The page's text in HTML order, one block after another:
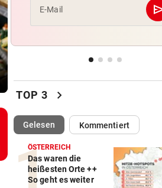
Brasilien-Star vor
gegen ORF-
vor
Fernsehen Frau fürs Leben
Chefin griff durch
LEBENSRETTUNG IM BAD
Vierjähriger Bub trieb leblos
Schwimmbecken
ÜBERNEHMEN ASIATEN?
E-Mail
TOP 3 chevron_right
Gelesen(ausgewählt)Kommentiert
ÖSTERREICH
Das waren die
heißesten Orte ++
So geht es weiter